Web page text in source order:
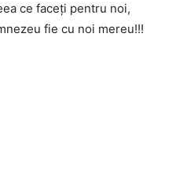
ce faceţi pentru noi,
fie cu noi mereu!!!